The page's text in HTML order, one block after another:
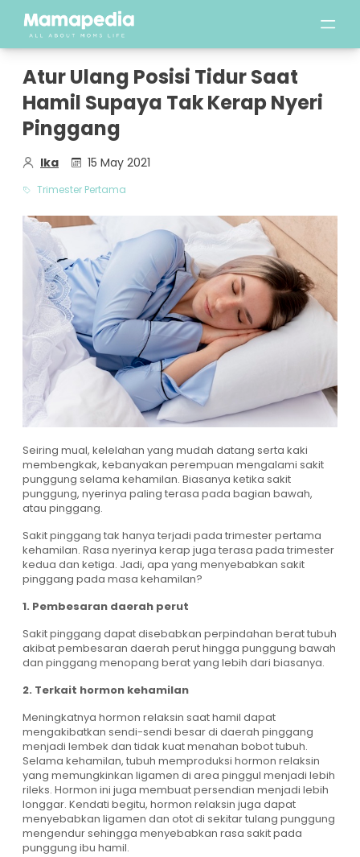
Atur Ulang Posisi Tidur Saat
Hamil Supaya Tak Kerap Nyeri
Pinggang
Ika 15 May 2021
Trimester Pertama
Seiring mual, kelelahan yang mudah datang serta kaki
membengkak, kebanyakan perempuan mengalami sakit
punggung selama kehamilan. Biasanya ketika sakit
punggung, nyerinya paling terasa pada bagian bawah,
atau pinggang.
Sakit pinggang tak hanya terjadi pada trimester pertama
kehamilan. Rasa nyerinya kerap juga terasa pada trimester
kedua dan ketiga. Jadi, apa yang menyebabkan sakit
pinggang pada masa kehamilan?
1. Pembesaran daerah perut
Sakit pinggang dapat disebabkan perpindahan berat tubuh
akibat pembesaran daerah perut hingga punggung bawah
dan pinggang menopang berat yang lebih dari biasanya.
2. Terkait hormon kehamilan
Meningkatnya hormon relaksin saat hamil dapat
mengakibatkan sendi-sendi besar di daerah pinggang
menjadi lembek dan tidak kuat menahan bobot tubuh.
Selama kehamilan, tubuh memproduksi hormon relaksin
yang memungkinkan ligamen di area pinggul menjadi lebih
rileks. Hormon ini juga membuat persendian menjadi lebih
longgar. Kendati begitu, hormon relaksin juga dapat
menyebabkan ligamen dan otot di sekitar tulang punggung
mengendur sehingga menyebabkan rasa sakit pada
punggung ibu hamil.